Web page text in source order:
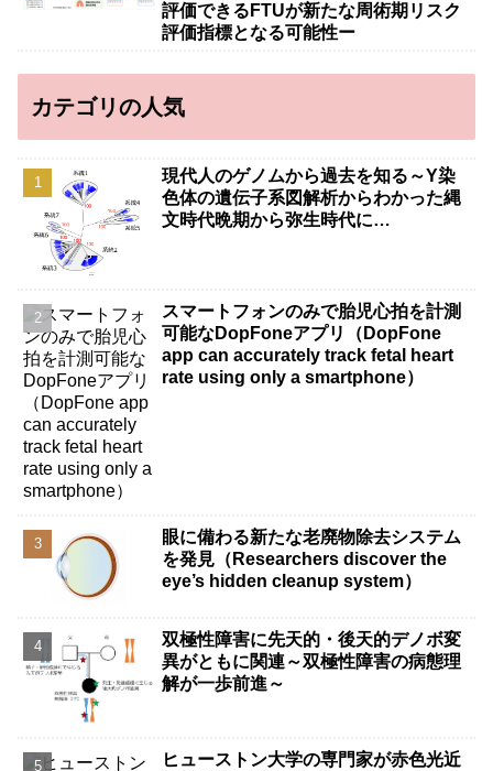
評価できるFTUが新たな周術期リスク
評価指標となる可能性ー
カテゴリの人気
現代人のゲノムから過去を知る～Y染
色体の遺伝子系図解析からわかった縄
文時代晩期から弥生時代に…
スマートフォンのみで胎児心拍を計測
可能なDopFoneアプリ（DopFone
app can accurately track fetal heart
rate using only a smartphone）
眼に備わる新たな老廃物除去システム
を発見（Researchers discover the
eye’s hidden cleanup system）
双極性障害に先天的・後天的デノボ変
異がともに関連～双極性障害の病態理
解が一歩前進～
ヒューストン大学の専門家が赤色光近